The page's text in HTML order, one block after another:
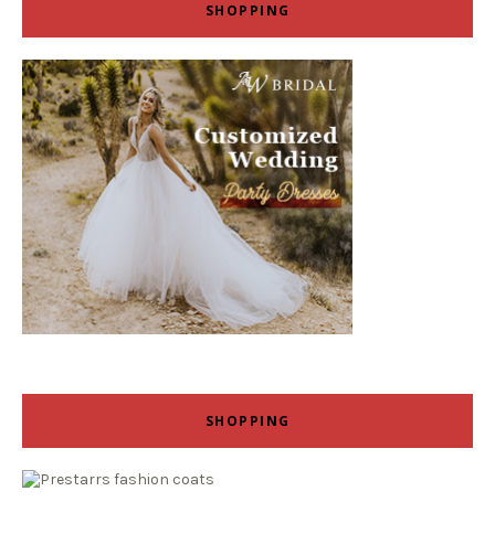
SHOPPING
SHOPPING